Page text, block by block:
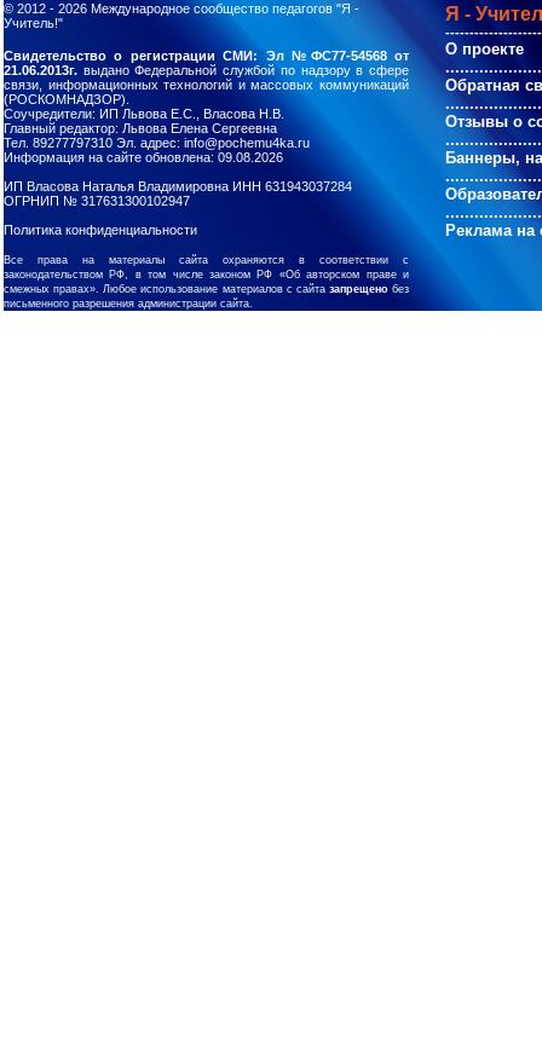
© 2012 - 2026 Международное сообщество педагогов "Я -
Учитель!"
Я -
О проекте
Обратная
Отзывы о
Баннеры,
Реклама на
Свидетельство о регистрации СМИ: Эл №ФС77-54568 от
21.06.2013г. выдано Федеральной службой по надзору в сфере
связи, информационных технологий и массовых коммуникаций
(РОСКОМНАДЗОР).
Соучредители: ИП Львова Е.С., Власова Н.В.
Главный редактор: Львова Елена Сергеевна
Тел. 89277797310 Эл. адрес: info@pochemu4ka.ru
Информация на сайте обновлена: 09.08.2026
ИП Власова Наталья Владимировна ИНН 631943037284
ОГРНИП № 317631300102947
Политика конфиденциальности
Все права на материалы сайта охраняются в соответствии с
законодательством РФ, в том числе законом РФ «Об авторском праве и
смежных правах». Любое использование материалов с сайта запрещенобез
письменного разрешения администрации сайта.